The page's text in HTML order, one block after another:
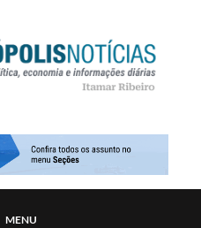
NOTÍCIAS
DE SALVADOR E
MENU